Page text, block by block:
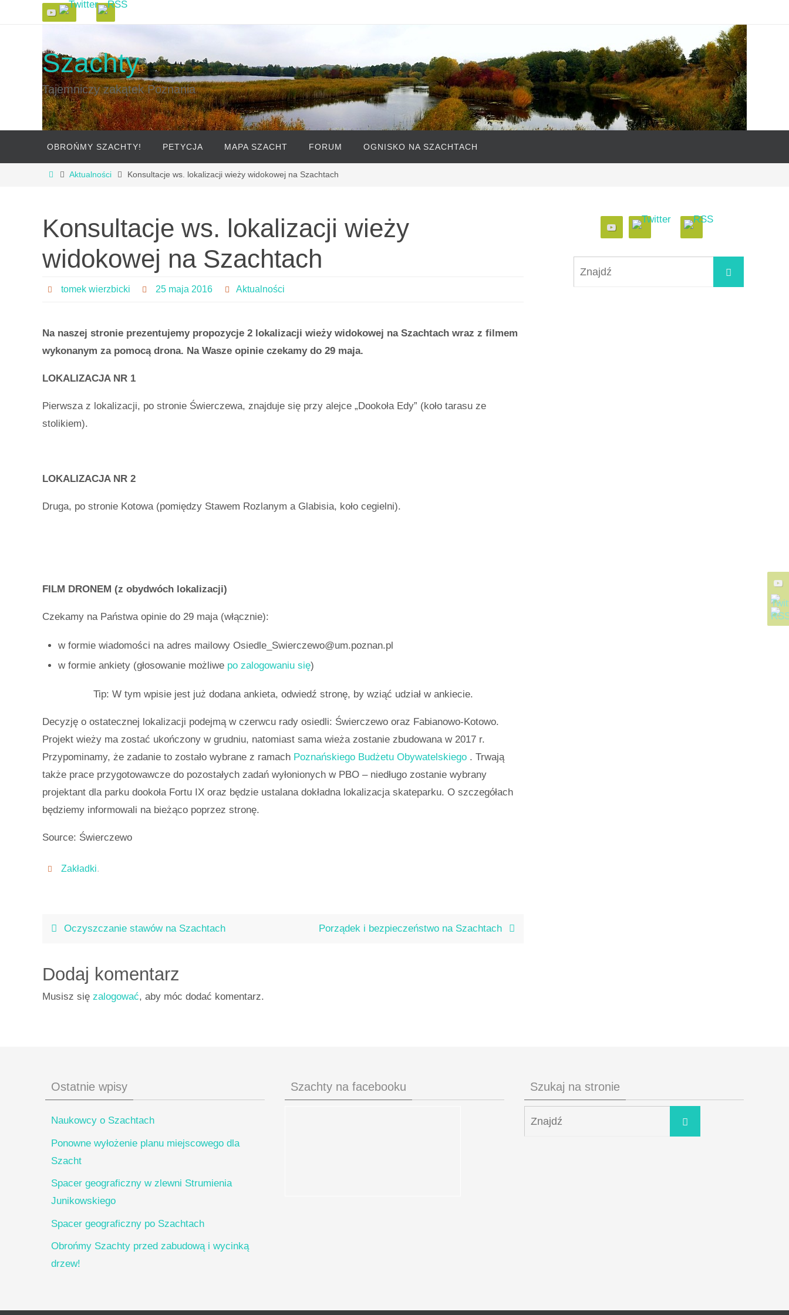
Szachty
Tajemniczy zakątek Poznania
OBROŃMY SZACHTY! PETYCJA MAPA SZACHT FORUM OGNISKO NA SZACHTACH
Aktualności Konsultacje ws. lokalizacji wieży widokowej na Szachtach
Konsultacje ws. lokalizacji wieży
widokowej na Szachtach
tomek wierzbicki 25 maja 2016 Aktualności
Na naszej stronie prezentujemy propozycje 2 lokalizacji wieży widokowej na Szachtach wraz z filmem
wykonanym za pomocą drona. Na Wasze opinie czekamy do 29 maja.
LOKALIZACJA NR 1
Pierwsza z lokalizacji, po stronie Świerczewa, znajduje się przy alejce „Dookoła Edy” (koło tarasu ze
stolikiem).
LOKALIZACJA NR 2
Druga, po stronie Kotowa (pomiędzy Stawem Rozlanym a Glabisia, koło cegielni).
FILM DRONEM (z obydwóch lokalizacji)
Czekamy na Państwa opinie do 29 maja (włącznie):
w formie wiadomości na adres mailowy Osiedle_Swierczewo@um.poznan.pl
w formie ankiety (głosowanie możliwe po zalogowaniu się)
Tip: W tym wpisie jest już dodana ankieta, odwiedź stronę, by wziąć udział w ankiecie.
Decyzję o ostatecznej lokalizacji podejmą w czerwcu rady osiedli: Świerczewo oraz Fabianowo-Kotowo.
Projekt wieży ma zostać ukończony w grudniu, natomiast sama wieża zostanie zbudowana w 2017 r.
Przypominamy, że zadanie to zostało wybrane z ramach Poznańskiego Budżetu Obywatelskiego . Trwają
także prace przygotowawcze do pozostałych zadań wyłonionych w PBO – niedługo zostanie wybrany
projektant dla parku dookoła Fortu IX oraz będzie ustalana dokładna lokalizacja skateparku. O szczegółach
będziemy informowali na bieżąco poprzez stronę.
Source: Świerczewo
Zakładki.
Oczyszczanie stawów na Szachtach Porządek i bezpieczeństwo na Szachtach
Dodaj komentarz
Musisz się zalogować, aby móc dodać komentarz.
Ostatnie wpisy
Naukowcy o Szachtach
Ponowne wyłożenie planu miejscowego dla
Szacht
Spacer geograficzny w zlewni Strumienia
Junikowskiego
Spacer geograficzny po Szachtach
Obrońmy Szachty przed zabudową i wycinką
drzew!
Szachty na facebooku Szukaj na stronie